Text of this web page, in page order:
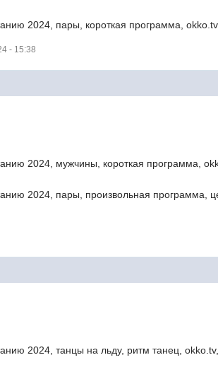
2024, пары, короткая программа,
- 15:38
2024, мужчины, короткая программа,
2024, пары, произвольная программа,
2024, танцы на льду, ритм танец,